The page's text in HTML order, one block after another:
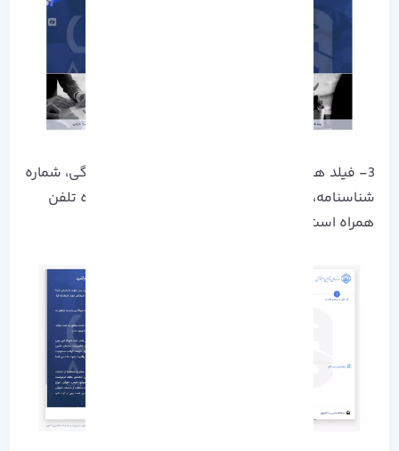
3- فیلد های مربوطه را که حاوی نام و نام خانوادگی، شماره
شناسنامه، تاریخ تولد و کد ملی، و در نهایت شماره تلفن
همراه است را پر کنید.